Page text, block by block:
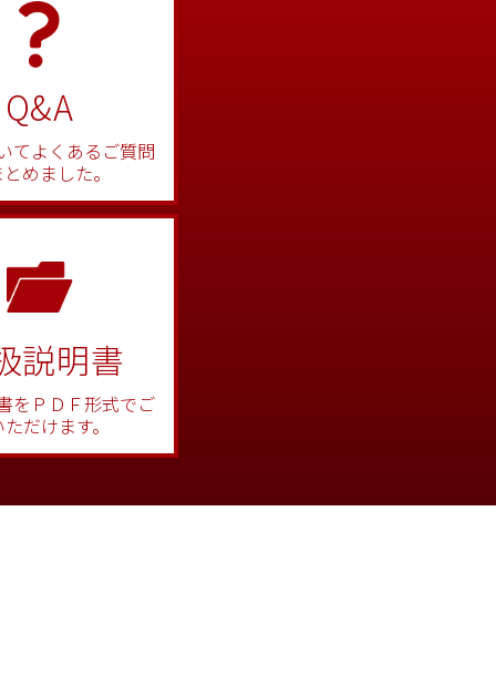
Q&A
てよくあるご質問
めました。
説明書
をＰＤＦ形式でご
だけます。